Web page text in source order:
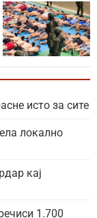
исто за сите
локално
кај
1.700